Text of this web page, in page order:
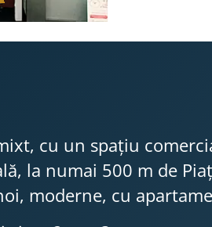
cu un spațiu
la numai 500 m de
moderne, cu